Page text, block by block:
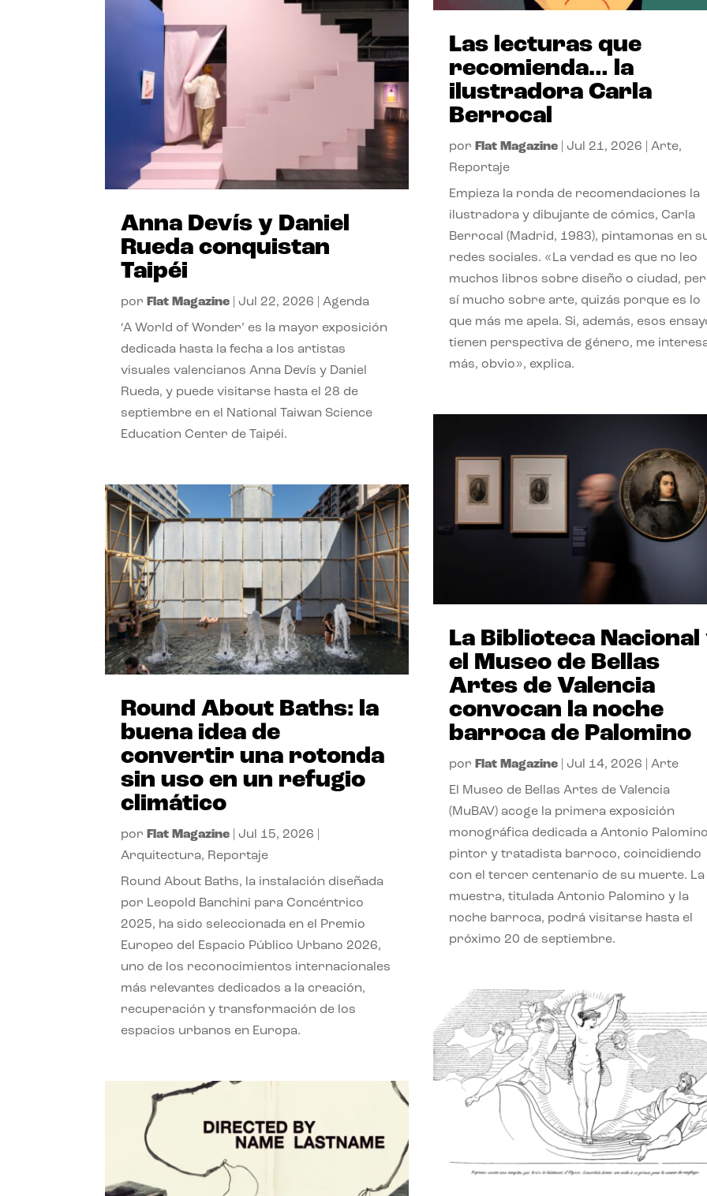
Anna Devís y Daniel
Rueda conquistan
Taipéi
por Flat Magazine Jul 22, 2026 |Agenda
‘A World of Wonder’ es la mayor exposición
dedicada hasta la fecha a los artistas
visuales valencianos Anna Devís y Daniel
Rueda, y puede visitarse hasta el 28 de
septiembre en el National Taiwan Science
Education Center de Taipéi.
Round About Baths: la
buena idea de
convertir una rotonda
sin uso en un refugio
climático
por Flat Magazine Jul 15, 2026
Arquitectura, Reportaje
Round About Baths, la instalación diseñada
por Leopold Banchini para Concéntrico
2025, ha sido seleccionada en el Premio
Europeo del Espacio Público Urbano 2026,
uno de los reconocimientos internacionales
más relevantes dedicados a la creación,
recuperación y transformación de los
espacios urbanos en Europa.
Las lecturas que
recomienda… la
ilustradora Carla
Berrocal
por Flat Magazine| Jul 21, 2026 Arte,
Reportaje
Empieza la ronda de recomendaciones la
ilustradora y dibujante de cómics, Carla
Berrocal (Madrid, 1983), pintamonas en
redes sociales. «La verdad es que no leo
muchos libros sobre diseño o ciudad,
sí mucho sobre arte, quizás porque es lo
que más me apela. Si, además, esos
tienen perspectiva de género, me
más, obvio», explica.
La Biblioteca Nacional
el Museo de Bellas
Artes de Valencia
convocan la noche
barroca de Palomino
por Flat Magazine| Jul 14, 2026 Arte
El Museo de Bellas Artes de Valencia
(MuBAV) acoge la primera exposición
monográfica dedicada a Antonio
pintor y tratadista barroco, coincidiendo
con el tercer centenario de su muerte. La
muestra, titulada Antonio Palomino y la
noche barroca, podrá visitarse hasta el
próximo 20 de septiembre.